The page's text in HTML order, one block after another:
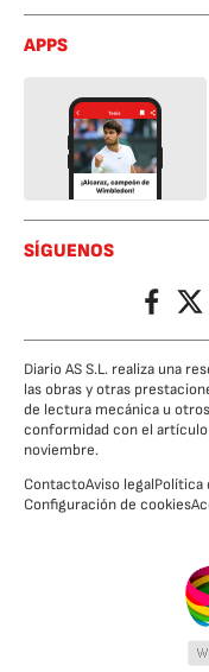
APPS
SÍGUENOS
Facebook
Diario AS S.L. realiza una
las obras y otras
de lectura mecánica u
conformidad con el
noviembre.
ContactoAviso legalPolítica
Configuración de cookies